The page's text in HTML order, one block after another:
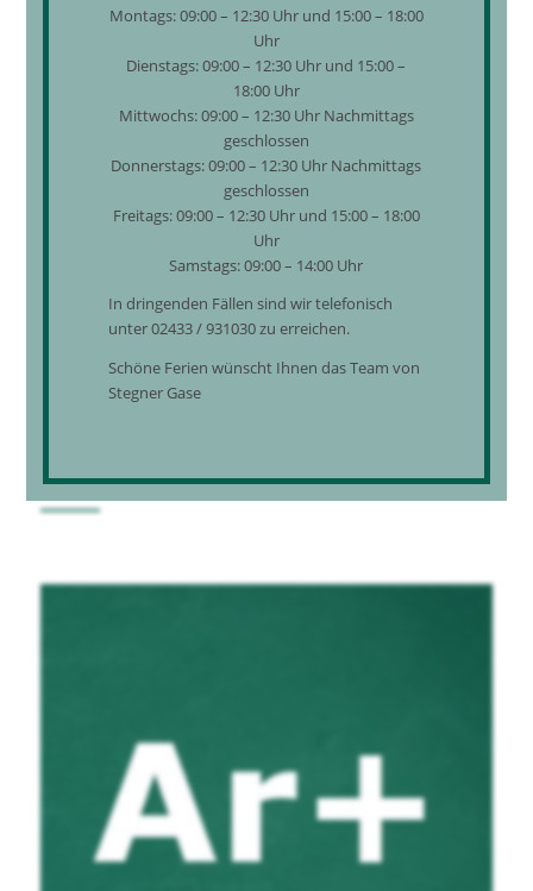
Sauerstoff
Montags: 09:00 – 12:30 Uhr und 15:00 – 18:00
Uhr
Dienstags: 09:00 – 12:30 Uhr und 15:00 –
18:00 Uhr
Mittwochs: 09:00 – 12:30 Uhr Nachmittags
geschlossen
Donnerstags: 09:00 – 12:30 Uhr Nachmittags
geschlossen
Freitags: 09:00 – 12:30 Uhr und 15:00 – 18:00
Uhr
Samstags: 09:00 – 14:00 Uhr
In dringenden Fällen sind wir telefonisch
unter 02433 / 931030 zu erreichen.
Schöne Ferien wünscht Ihnen das Team von
Stegner Gase